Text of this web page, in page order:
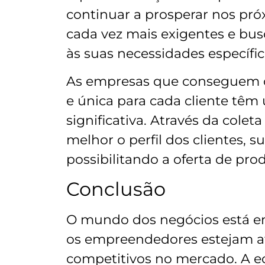
continuar a prosperar nos
cada vez mais exigentes e
às suas necessidades
As empresas que
e única para cada cliente
significativa. Através da
melhor o perfil dos clientes,
possibilitando a oferta de
Conclusão
O mundo dos negócios está
os empreendedores estejam
competitivos no mercado. A